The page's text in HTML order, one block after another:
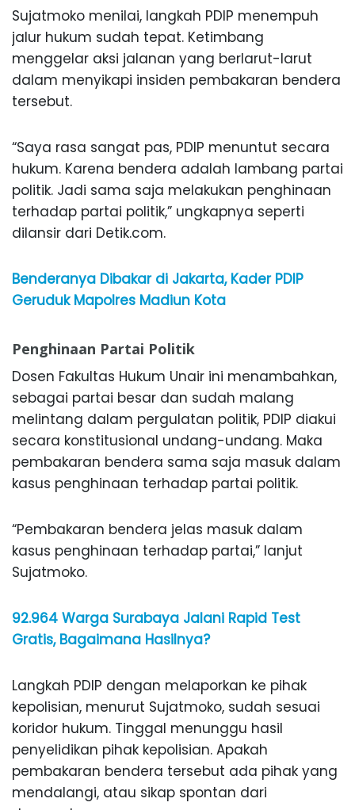
Sujatmoko menilai, langkah PDIP menempuh
jalur hukum sudah tepat. Ketimbang
menggelar aksi jalanan yang berlarut-larut
dalam menyikapi insiden pembakaran bendera
tersebut.
“Saya rasa sangat pas, PDIP menuntut secara
hukum. Karena bendera adalah lambang partai
politik. Jadi sama saja melakukan penghinaan
terhadap partai politik,” ungkapnya seperti
dilansir dari Detik.com.
Benderanya Dibakar di Jakarta, Kader PDIP
Geruduk Mapolres Madiun Kota
Penghinaan Partai Politik
Dosen Fakultas Hukum Unair ini menambahkan,
sebagai partai besar dan sudah malang
melintang dalam pergulatan politik, PDIP diakui
secara konstitusional undang-undang. Maka
pembakaran bendera sama saja masuk dalam
kasus penghinaan terhadap partai politik.
“Pembakaran bendera jelas masuk dalam
kasus penghinaan terhadap partai,” lanjut
Sujatmoko.
92.964 Warga Surabaya Jalani Rapid Test
Gratis, Bagaimana Hasilnya?
Langkah PDIP dengan melaporkan ke pihak
kepolisian, menurut Sujatmoko, sudah sesuai
koridor hukum. Tinggal menunggu hasil
penyelidikan pihak kepolisian. Apakah
pembakaran bendera tersebut ada pihak yang
mendalangi, atau sikap spontan dari